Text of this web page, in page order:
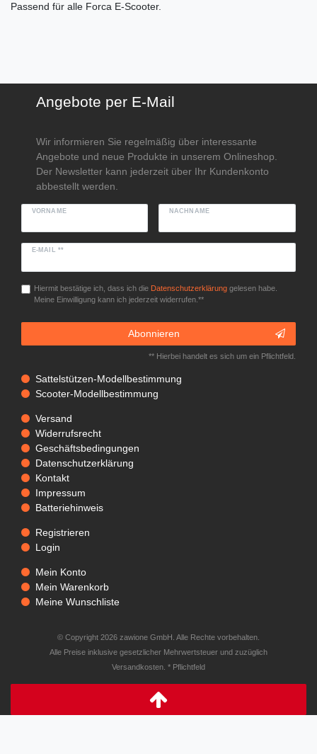
Passend für alle Forca E-Scooter.
Angebote per E-Mail
Wir informieren Sie regelmäßig über interessante
Angebote und neue Produkte in unserem Onlineshop.
Der Newsletter kann jederzeit über Ihr Kundenkonto
abbestellt werden.
VORNAME NACHNAME
E-MAIL **
Hiermit bestätige ich, dass ich die Daten­schutz­erklärunggelesen habe.
Meine Einwilligung kann ich jederzeit widerrufen.**
Abonnieren
** Hierbei handelt es sich um ein Pflichtfeld.
Sattelstützen-Modellbestimmung
Scooter-Modellbestimmung
Versand
Widerrufsrecht
Geschäftsbedingungen
Datenschutzerklärung
Kontakt
Impressum
Batteriehinweis
Registrieren
Login
Mein Konto
Mein Warenkorb
Meine Wunschliste
© Copyright 2026 zawione GmbH. Alle Rechte vorbehalten.
Alle Preise inklusive gesetzlicher Mehrwertsteuer und zuzüglich
Versandkosten. * Pflichtfeld